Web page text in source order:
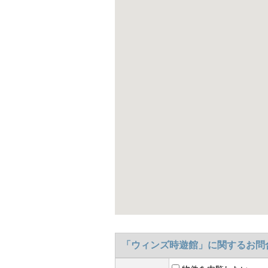
「ウィンズ時遊館」に関するお問